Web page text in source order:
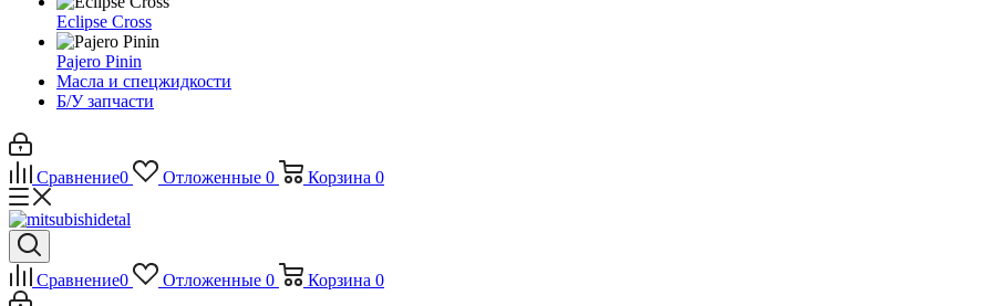
Eclipse Cross
Pajero Pinin
Масла и спецжидкости
Б/У запчасти
Сравнение0 Отложенные 0 Корзина 0
Сравнение0 Отложенные 0 Корзина 0